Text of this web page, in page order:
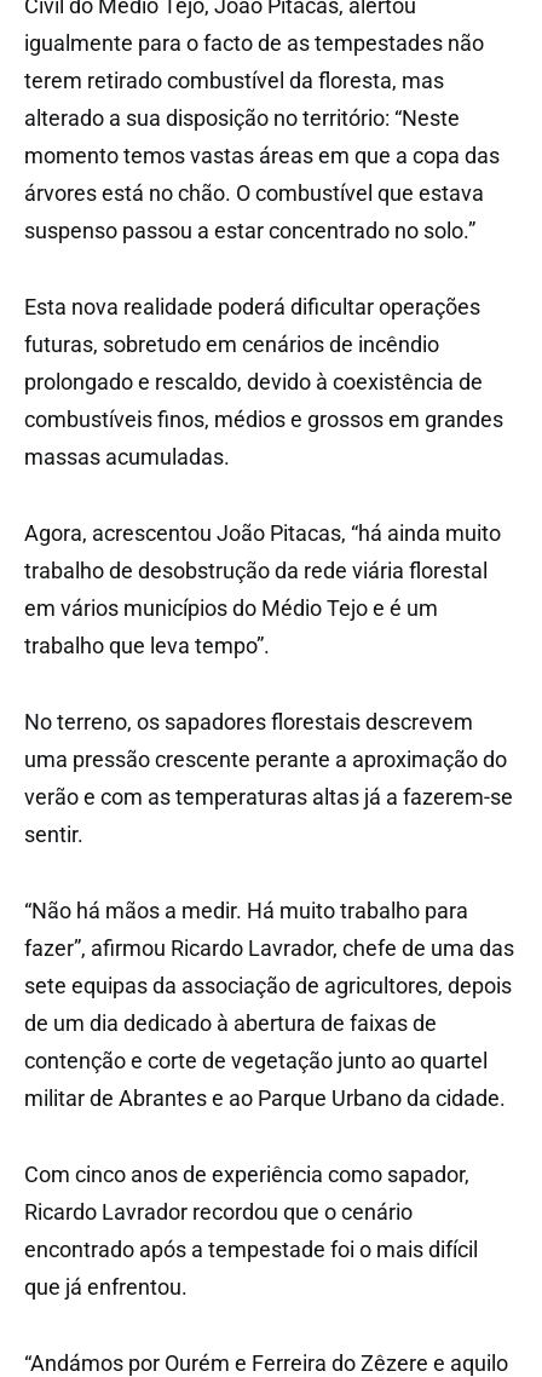
igualmente para o facto de as tempestades não
terem retirado combustível da floresta, mas
alterado a sua disposição no território: “Neste
momento temos vastas áreas em que a copa das
árvores está no chão. O combustível que estava
suspenso passou a estar concentrado no solo.”
Esta nova realidade poderá dificultar operações
futuras, sobretudo em cenários de incêndio
prolongado e rescaldo, devido à coexistência de
combustíveis finos, médios e grossos em grandes
massas acumuladas.
Agora, acrescentou João Pitacas, “há ainda muito
trabalho de desobstrução da rede viária florestal
em vários municípios do Médio Tejo e é um
trabalho que leva tempo”.
No terreno, os sapadores florestais descrevem
uma pressão crescente perante a aproximação do
verão e com as temperaturas altas já a fazerem-se
sentir.
“Não há mãos a medir. Há muito trabalho para
fazer”, afirmou Ricardo Lavrador, chefe de uma das
sete equipas da associação de agricultores, depois
de um dia dedicado à abertura de faixas de
contenção e corte de vegetação junto ao quartel
militar de Abrantes e ao Parque Urbano da cidade.
Com cinco anos de experiência como sapador,
Ricardo Lavrador recordou que o cenário
encontrado após a tempestade foi o mais difícil
que já enfrentou.
“Andámos por Ourém e Ferreira do Zêzere e aquilo